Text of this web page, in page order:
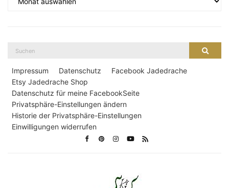
Impressum Datenschutz
Facebook Jadedrache
Etsy Jadedrache Shop
Datenschutz für meine FacebookSeite
Privatsphäre-Einstellungen ändern
Historie der Privatsphäre-Einstellungen
Einwilligungen widerrufen